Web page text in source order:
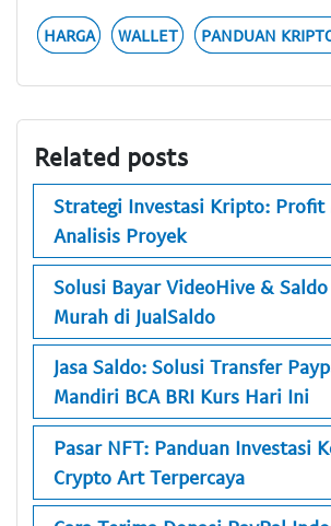
HARGA WALLET PANDUAN
Related posts
Strategi Investasi Kripto: Profit
Analisis Proyek
Solusi Bayar VideoHive & Saldo
Murah di JualSaldo
Jasa Saldo: Solusi Transfer
Mandiri BCA BRI Kurs Hari Ini
Pasar NFT: Panduan Investasi
Crypto Art Terpercaya